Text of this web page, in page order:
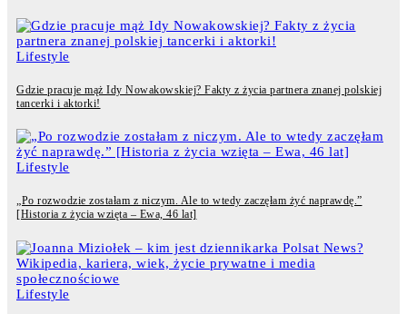
Lifestyle
Gdzie pracuje mąż Idy Nowakowskiej? Fakty z życia partnera znanej polskiej
tancerki i aktorki!
Lifestyle
„Po rozwodzie zostałam z niczym. Ale to wtedy zaczęłam żyć naprawdę.”
[Historia z życia wzięta – Ewa, 46 lat]
Lifestyle